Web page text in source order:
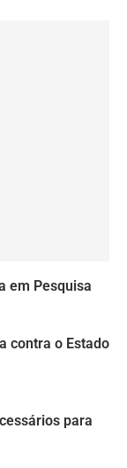
em Pesquisa
contra o Estado
para